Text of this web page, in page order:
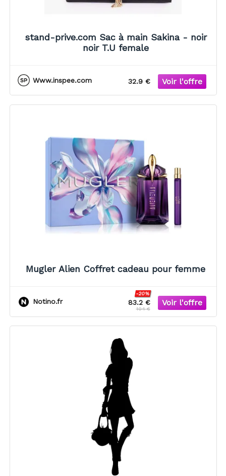
stand-prive.com Sac à main Sakina - noir
noir T.U female
Www.inspee.com 32.9 €
Mugler Alien Coffret cadeau pour femme
Notino.fr 83.2 €
-20%
104 €